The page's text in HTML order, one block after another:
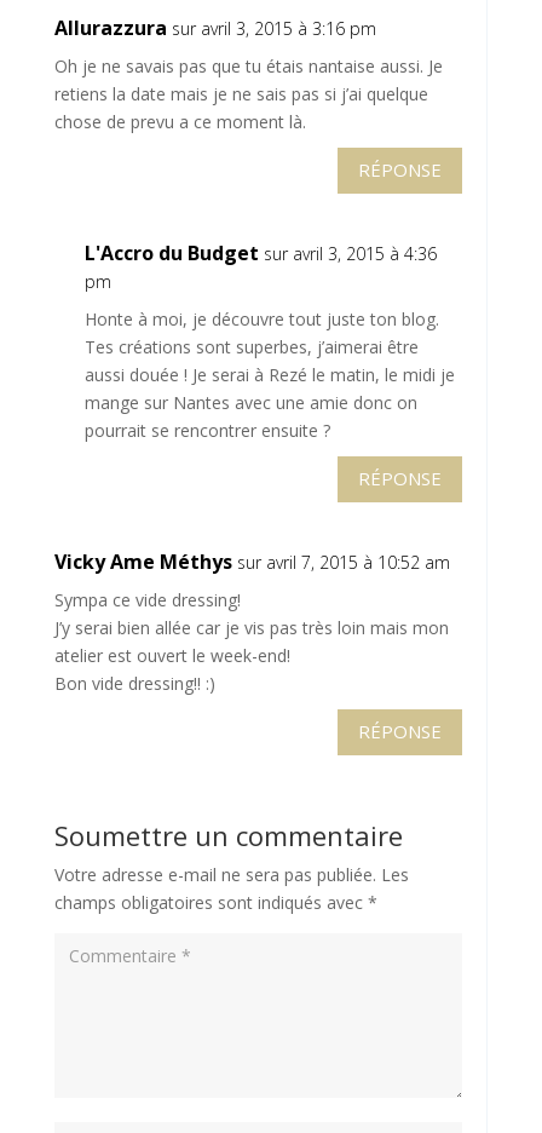
Allurazzura sur avril 3, 2015 à 3:16 pm
Oh je ne savais pas que tu étais nantaise aussi. Je
retiens la date mais je ne sais pas si j’ai quelque
chose de prevu a ce moment là.
RÉPONSE
L'Accro du Budget sur avril 3, 2015 à 4:36
pm
Honte à moi, je découvre tout juste ton blog.
Tes créations sont superbes, j’aimerai être
aussi douée ! Je serai à Rezé le matin, le midi je
mange sur Nantes avec une amie donc on
pourrait se rencontrer ensuite ?
RÉPONSE
Vicky Ame Méthys sur avril 7, 2015 à 10:52 am
Sympa ce vide dressing!
J’y serai bien allée car je vis pas très loin mais mon
atelier est ouvert le week-end!
Bon vide dressing!! :)
RÉPONSE
Soumettre un commentaire
Votre adresse e-mail ne sera pas publiée. Les
champs obligatoires sont indiqués avec *